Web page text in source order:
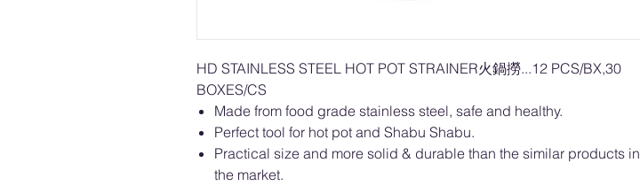
HD STAINLESS STEEL HOT POT STRAINER火鍋撈...12 PCS/BX,30
BOXES/CS
Made from food grade stainless steel, safe and healthy.
Perfect tool for hot pot and Shabu Shabu.
Practical size and more solid & durable than the similar products in
the market.